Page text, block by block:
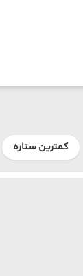
کمترین ستاره